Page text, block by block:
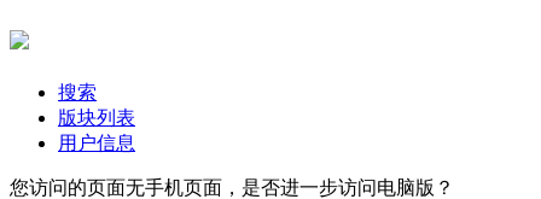
搜索
版块列表
用户信息
您访问的页面无手机页面，是否进一步访问电脑版？